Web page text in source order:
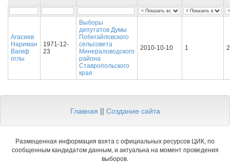
Агасиев
Нариман
Вагиф
оглы
1971-12-
23
Выборы
депутатов Думы
Побегайловского
сельсовета
Минераловодского
района
Ставропольского
края
2010-10-10 1 2
Главная || Создание сайта
Размещенная информация взята с официальных ресурсов ЦИК, по
сообщенным кандидатом данным, и актуальна на момент проведения
выборов.